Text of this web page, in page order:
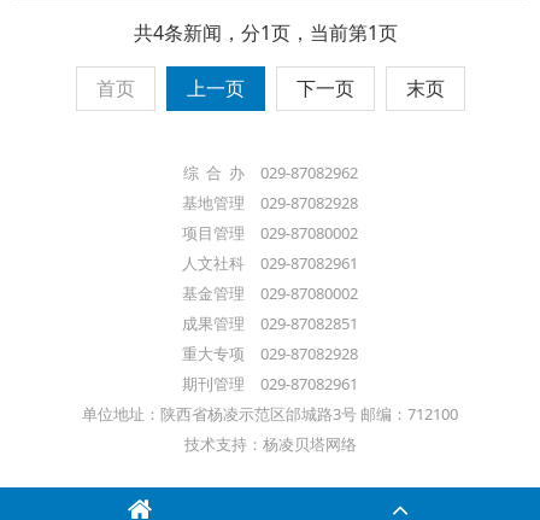
共4条新闻，分1页，当前第1页
首页 上一页 下一页 末页
综 合 办 029-87082962
基地管理 029-87082928
项目管理 029-87080002
人文社科 029-87082961
基金管理 029-87080002
成果管理 029-87082851
重大专项 029-87082928
期刊管理 029-87082961
单位地址：陕西省杨凌示范区邰城路3号 邮编：712100
技术支持：杨凌贝塔网络